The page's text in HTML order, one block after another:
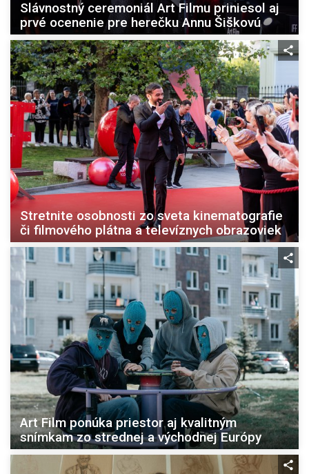
Slávnostný ceremoniál Art Filmu priniesol aj
prvé ocenenie pre herečku Annu Šiškovú
Stretnite osobnosti zo sveta kinematografie
či filmového plátna a televíznych obrazoviek
Art Film ponúka priestor aj kvalitným
snímkam zo strednej a východnej Európy